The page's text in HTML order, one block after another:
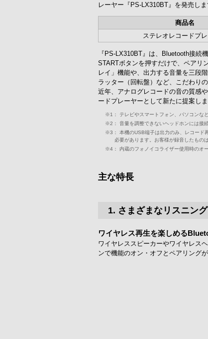
レーヤー『PS-LX310BT』を発売しま
商品名
ステレオレコードプ
『PS-LX310BT』は、Bluetooth接続
STARTボタンを押すだけで、ペアリ
レイ」機能や、出力する音量を三段
ラッター（回転盤）など、こだわり
近年、アナログレコードの音の質感
ードプレーヤーとして新たに提案しま
※1：
テレビやスマートフォン、パソコンな
※2：
音量を調整できないヘッドホンには接
※3：
本機のUSB端子は出力のみ、レコード
必要があります。お客様が録音したもの
※4：
内蔵のフォノイコライザー使用時のオ
主な特長
1. さまざまなリスニン
ワイヤレス再生を楽しめる
ワイヤレススピーカーやワイヤレス
ンで機能のオン・オフとペアリング